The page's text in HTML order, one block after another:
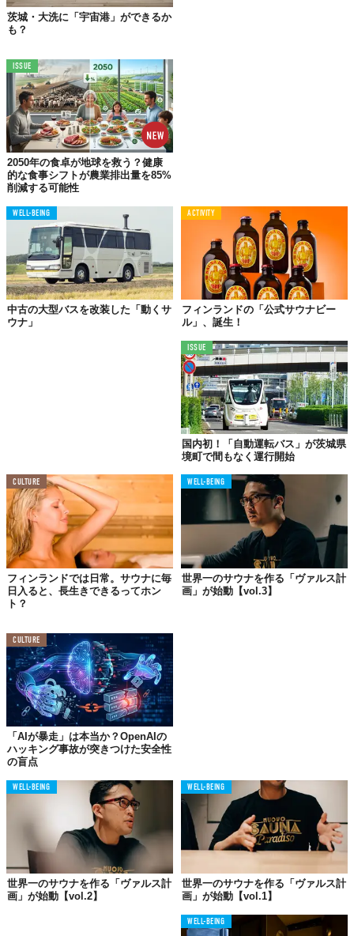
©コアミガメ
川のせせらぎ、鳥たちのさえずり、木々のざわめき……聞こえる
のは自然の音ばかり。大北川の恵みにより、渓流釣りと蕎麦づく
りが盛んなエリア。
……入りたい。これらの特徴だけで、もう入りたい。米所、酒
所、蕎麦所、すなわちそこはサウナ所。水質の良さは保証された
ようなもの。さらには静寂の外気浴が待っている。すでに「名サ
ウナ」の匂いがぷんぷん漂う。
はやる気持ちを抑えて、じっくりと解説していこう。
茨城・大洗に「宇宙港」ができるか
も？
ISSUE
2050年の食卓が地球を救う？健康
的な食事シフトが農業排出量を85%
削減する可能性
WELL-BEING
中古の大型バスを改装した「動くサ
ウナ」
ACTIVITY
フィンランドの「公式サウナビー
ル」、誕生！
ISSUE
国内初！「自動運転バス」が茨城県
境町で間もなく運行開始
CULTURE
フィンランドでは日常。サウナに毎
日入ると、長生きできるってホン
ト？
WELL-BEING
世界一のサウナを作る「ヴァルス計
画」が始動【vol.3】
CULTURE
「AIが暴走」は本当か？OpenAIの
ハッキング事故が突きつけた安全性
の盲点
WELL-BEING
世界一のサウナを作る「ヴァルス計
画」が始動【vol.2】
WELL-BEING
世界一のサウナを作る「ヴァルス計
画」が始動【vol.1】
WELL-BEING